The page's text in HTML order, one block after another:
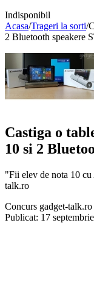
Indisponibil
Acasa/Trageri la sorti/
2 Bluetooth speakere
Castiga o
10 si 2
"Fii elev de nota 10
talk.ro
Concurs gadget-talk.ro
Publicat: 17